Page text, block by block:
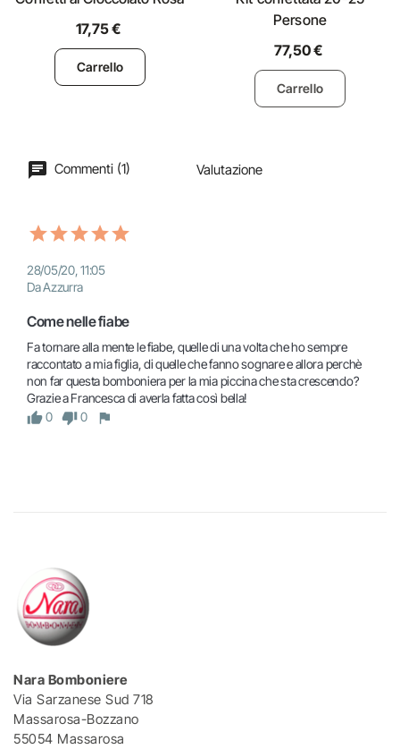
17,75 €
Carrello
Persone
77,50 €
Carrello
Commenti (1) Valutazione
28/05/20, 11:05
Da Azzurra
Come nelle fiabe
Fa tornare alla mente le fiabe, quelle di una volta che ho sempre
raccontato a mia figlia, di quelle che fanno sognare e allora perchè
non far questa bomboniera per la mia piccina che sta crescendo?
Grazie a Francesca di averla fatta così bella!
0
0
Nara Bomboniere
Via Sarzanese Sud 718
Massarosa-Bozzano
55054 Massarosa